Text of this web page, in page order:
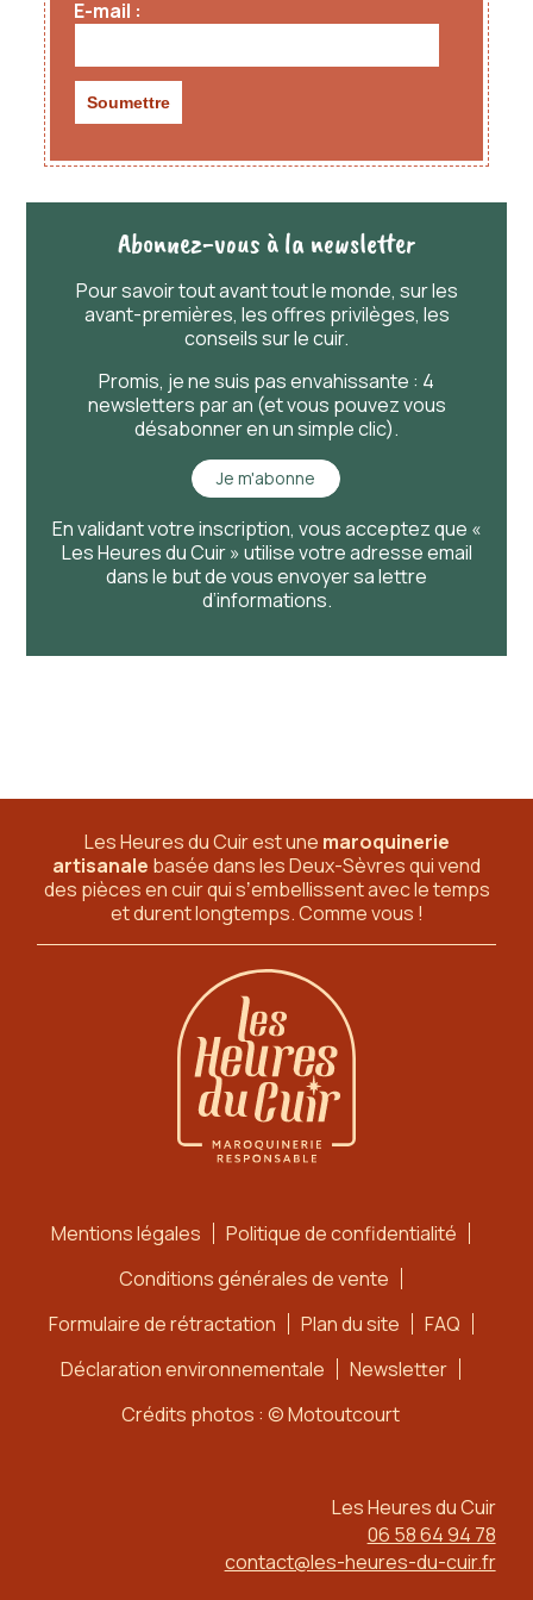
E-mail
Abonnez-vous à la newsletter
Pour savoirtoutavanttoutle monde, sur les
avant-premières, les offres privilèges, les
conseils sur le cuir.
Promis, je ne suis pas envahissante : 4
newsletters par an (et vous pouvez vous
désabonner en un simple clic).
Je m'abonne
En validant votre inscription, vous acceptez que «
Les Heures du Cuir » utilise votre adresse email
dans le but de vous envoyer sa lettre
d’informations.
Les Heures du Cuir est une maroquinerie
artisanale basée dans les Deux-Sèvresqui vend
des pièces en cuir qui sʼembellissent avec le temps
et durent longtemps. Comme vous !
Mentions légales
Politique de confidentialité
Conditions générales de vente
Formulaire de rétractation
Plan du site
FAQ
Déclaration environnementale
Newsletter
Crédits photos : © Motoutcourt
Les Heures du Cuir
06 58 64 94 78
contact@les-heures-du-cuir.fr